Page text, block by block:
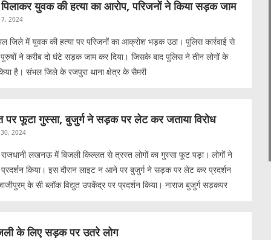
युवक की हत्या का आरोप, परिजनों ने किया सड़क जाम
7, 2024
में युवक की हत्या पर परिजनों का आक्रोश भड़क उठा। पुलिस कार्रवाई से
ने करीब दो घंटे सड़क जाम कर दिया। जिसके बाद पुलिस ने तीन लोगों के
है। संभल जिले के रजपुरा थाना क्षेत्र के सैमरी
पर फूटा गुस्सा, बुजुर्ग ने सड़क पर लेट कर जताया विरोध
2024
लखनऊ में बिजली किल्लत से त्रस्त लोगों का गुस्सा फूट पड़ा। लोगों ने
किया। इस दौरान लाइट न आने पर बुजुर्ग ने सड़क पर लेट कर प्रदर्शन
के सी ब्लॉक विद्युत उपकेंद्र पर प्रदर्शन किया। नाराज बुजुर्ग सड़कपर
के लिए सड़क पर उतरे लोग